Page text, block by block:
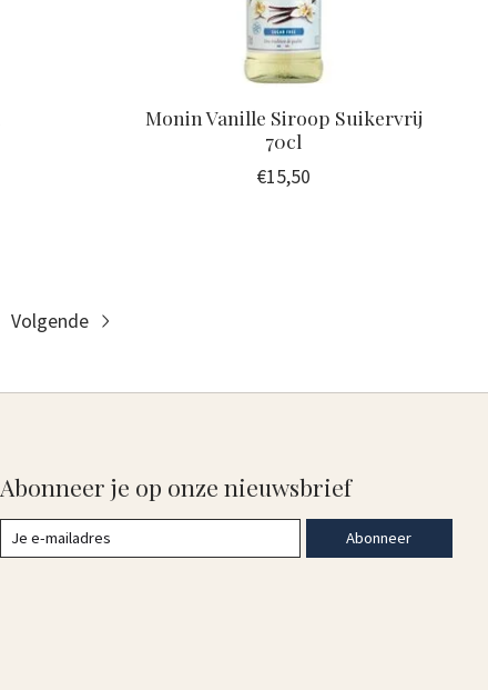
Monin Vanille Siroop Suikervrij
70cl
€15,50
Volgende
Abonneer je op onze nieuwsbrief
Abonneer